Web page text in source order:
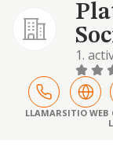
1.
por
LLAMARSITIO WEB